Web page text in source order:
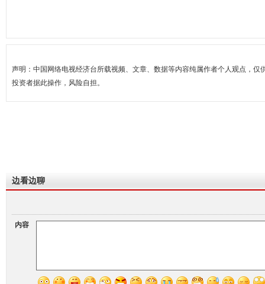
声明：中国网络电视经济台所载视频、文章、数据等内容纯属作者个人观点，仅
投资者据此操作，风险自担。
边看边聊
内容